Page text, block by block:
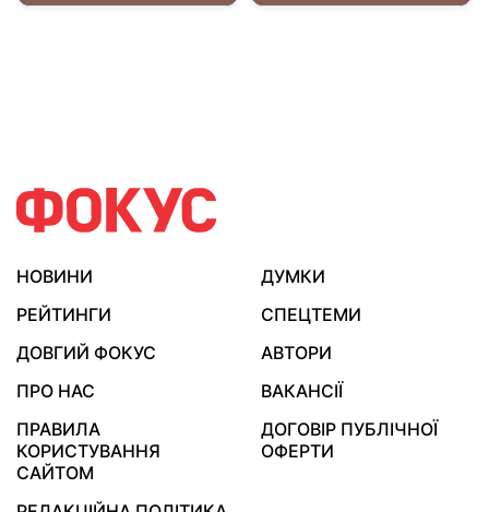
НОВИНИ
ДУМКИ
РЕЙТИНГИ
СПЕЦТЕМИ
ДОВГИЙ ФОКУС
АВТОРИ
ПРО НАС
ВАКАНСІЇ
ПРАВИЛА
КОРИСТУВАННЯ
САЙТОМ
ДОГОВІР ПУБЛІЧНОЇ
ОФЕРТИ